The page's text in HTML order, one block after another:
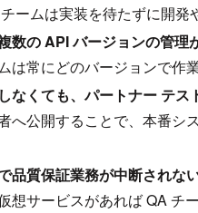
ームは実装を待たずに開発
数の API バージョンの管理
は常にどのバージョンで作
なくても、パートナー テス
へ公開することで、本番シ
品質保証業務が中断されな
想サービスがあれば QA チ